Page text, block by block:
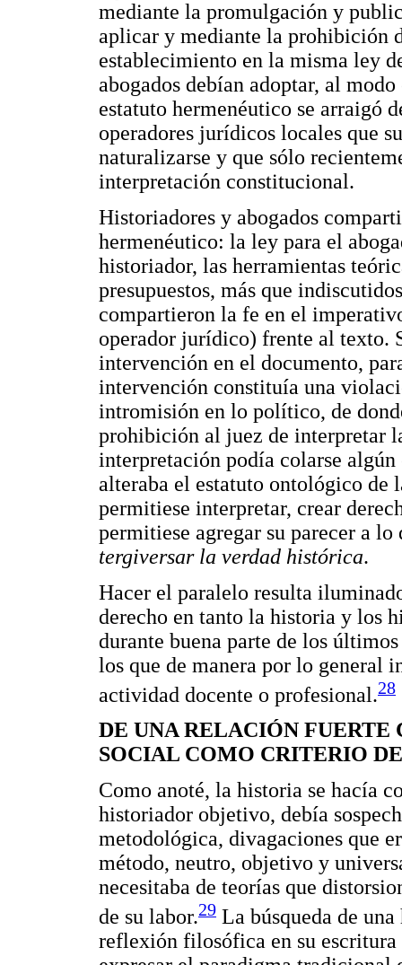
mediante la promulgación y
aplicar y mediante la prohibición
establecimiento en la misma ley
abogados debían adoptar, al
estatuto hermenéutico se arraigó
operadores jurídicos locales que
naturalizarse y que sólo
interpretación constitucional.
Historiadores y abogados
hermenéutico: la ley para el
historiador, las herramientas
presupuestos, más que
compartieron la fe en el
operador jurídico) frente al texto.
intervención en el documento,
intervención constituía una
intromisión en lo político, de
prohibición al juez de interpretar
interpretación podía colarse
alteraba el estatuto ontológico de
permitiese interpretar, crear
permitiese agregar su parecer a
tergiversar la verdad histórica.
Hacer el paralelo resulta
derecho en tanto la historia y los
durante buena parte de los
los que de manera por lo general
actividad docente o profesional.28
DE UNA RELACIÓN
SOCIAL COMO CRITERIO
Como anoté, la historia se hacía
historiador objetivo, debía
metodológica, divagaciones que
método, neutro, objetivo y
necesitaba de teorías que
de su labor.29 La búsqueda de
reflexión filosófica en su